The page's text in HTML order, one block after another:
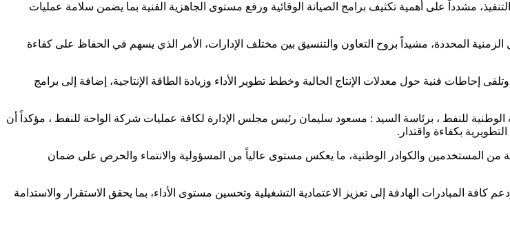
مشدداً على أهمية تكثيف برامج الصيانة الوقائية ورفع مستوى الجاهزية الفنية بما يضمن سلامة عمليات
الزمنية المحددة، مشيداً بروح التعاون والتنسيق بين مختلف الإدارات، الأمر الذي يسهم في الحفاظ على كفاءة
إحاطات فنية حول معدلات الإنتاج الحالية وخطط تطوير الأداء وزيادة الطاقة الإنتاجية، إضافة إلى برامج
للنفط ، برئاسة السيد : مسعود سليمان رئيس مجلس الإدارة لكافة عمليات شركة الواحة للنفط ، مؤكداً أن
بكفاءة واقتدار.
من المستخدمين والكوادر الوطنية، ما يعكس مستوى عالياً من المسؤولية والانتماء والحرص على ضمان
كافة المبادرات الهادفة إلى تعزيز الاعتمادية التشغيلية وتحسين مستوى الأداء، بما يحقق الاستقرار والاستدامة